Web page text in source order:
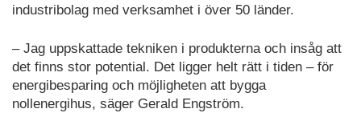
industribolag med verksamhet i över 50 länder.
– Jag uppskattade tekniken i produkterna och insåg att
det finns stor potential. Det ligger helt rätt i tiden – för
energibesparing och möjligheten att bygga
nollenergihus, säger Gerald Engström.